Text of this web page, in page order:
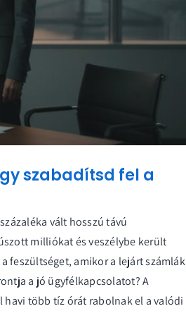
szabadítsd fel a
vált hosszú távú
milliókat és veszélybe került
feszültséget, amikor a lejárt számlák
a jó ügyfélkapcsolatot? A
havi több tíz órát rabolnak el a valódi